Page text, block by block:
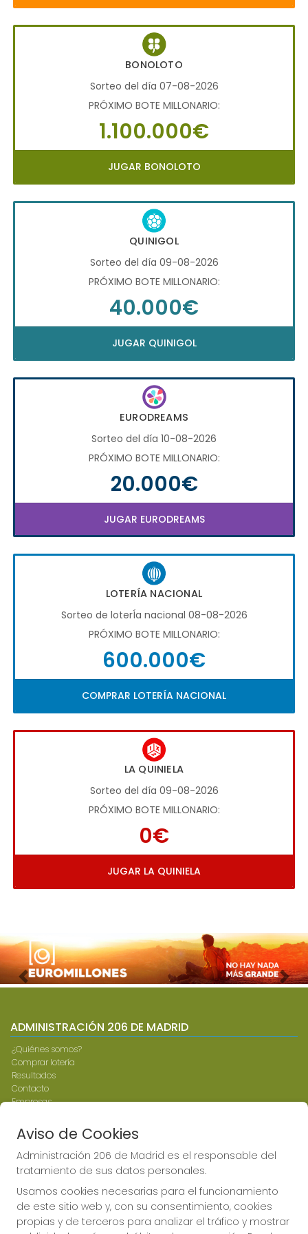
BONOLOTO
Sorteo del día 07-08-2026
PRÓXIMO BOTE MILLONARIO:
1.100.000€
JUGAR BONOLOTO
QUINIGOL
Sorteo del día 09-08-2026
PRÓXIMO BOTE MILLONARIO:
40.000€
JUGAR QUINIGOL
EURODREAMS
Sorteo del día 10-08-2026
PRÓXIMO BOTE MILLONARIO:
20.000€
JUGAR EURODREAMS
LOTERÍA NACIONAL
Sorteo de loterÍa nacional 08-08-2026
PRÓXIMO BOTE MILLONARIO:
600.000€
COMPRAR LOTERÍA NACIONAL
LA QUINIELA
Sorteo del día 09-08-2026
PRÓXIMO BOTE MILLONARIO:
0€
JUGAR LA QUINIELA
Imagen anterior
ADMINISTRACIÓN 206 DE MADRID
¿Quiénes somos?
Comprar lotería
Resultados
Contacto
Empresas
Peñas
Boletos digitales
Acceso
Registro
CONTACTO
ADMINISTRACION DE LOTERIAS: 206-MADRID - RECEPTOR
Aviso de Cookies
Administración 206 de Madrid es el responsable del
tratamiento de sus datos personales.
Usamos cookies necesarias para el funcionamiento
de este sitio web y, con su consentimiento, cookies
propias y de terceros para analizar el tráfico y mostrar